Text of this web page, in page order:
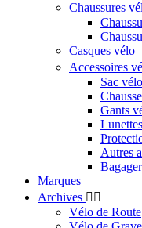
Chaussures
Casques vélo
Accessoires
Sac vélo
Gants
Autres
Marques
Archives  
Vélo de Route